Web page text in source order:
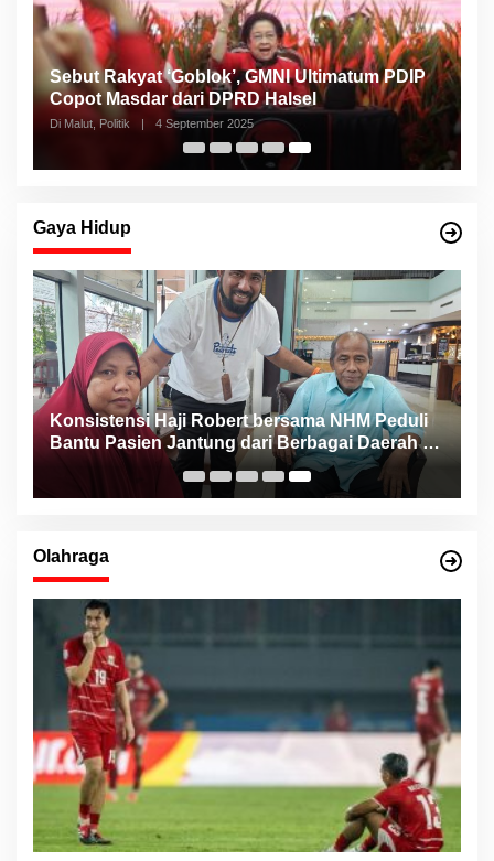
Sebut Rakyat ‘Goblok’, GMNI Ultimatum PDIP
Copot Masdar dari DPRD Halsel
Di Malut, Politik 4 September 2025
Gaya Hidup
Konsistensi Haji Robert bersama NHM Peduli
Bantu Pasien Jantung dari Berbagai Daerah di
Maluku Utara
Olahraga